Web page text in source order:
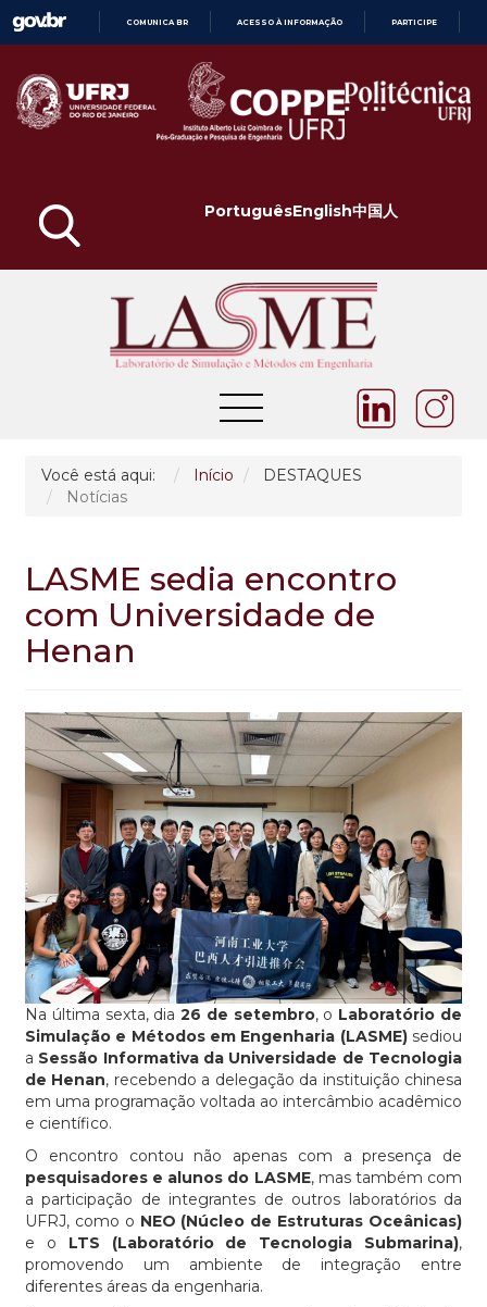
CONTEÚDO
COMUNICA BR ACESSO À INFORMAÇÃO PARTICIPE
PortuguêsEnglish中国人
Você está aqui: Início
DESTAQUES
Notícias
LASME sedia encontro
com Universidade de
Henan
Na última sexta, dia26 de setembro, o Laboratório de
Simulação e Métodos em Engenharia (LASME)sediou
a Sessão Informativa da Universidade de Tecnologia
de Henan, recebendo a delegação da instituição chinesa
em uma programação voltada ao intercâmbio acadêmico
e científico.
O encontro contou não apenas com a presença de
pesquisadores e alunos do LASME, mas também com
a participação de integrantes de outros laboratórios da
UFRJ, como o NEO (Núcleo de Estruturas Oceânicas)
e o LTS (Laboratório de Tecnologia Submarina),
promovendo um ambiente de integração entre
diferentes áreas da engenharia.